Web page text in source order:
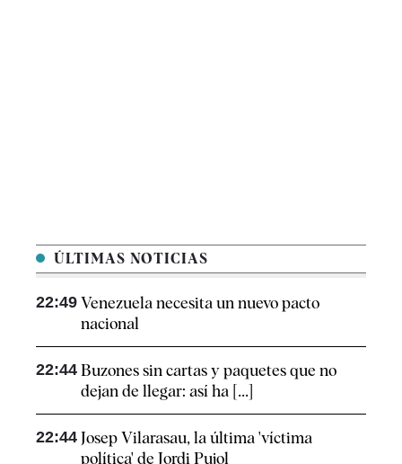
ÚLTIMAS NOTICIAS
22:49 Venezuela necesita un nuevo pacto
nacional
22:44 Buzones sin cartas y paquetes que no
dejan de llegar: así ha [...]
22:44 Josep Vilarasau, la última 'víctima
política' de Jordi Pujol